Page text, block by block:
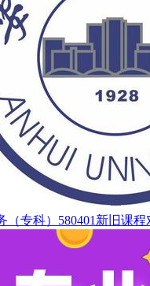
（专科）580401新旧课程